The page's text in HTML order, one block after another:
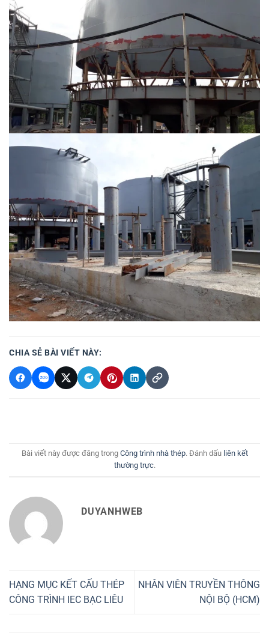
CHIA SẺ BÀI VIẾT NÀY:
Bài viết này được đăng trong Công trình nhà thép. Đánh dấu liên kết
thường trực.
DUYANHWEB
HẠNG MỤC KẾT CẤU THÉP
CÔNG TRÌNH IEC BẠC LIÊU
NHÂN VIÊN TRUYỀN THÔNG
NỘI BỘ (HCM)